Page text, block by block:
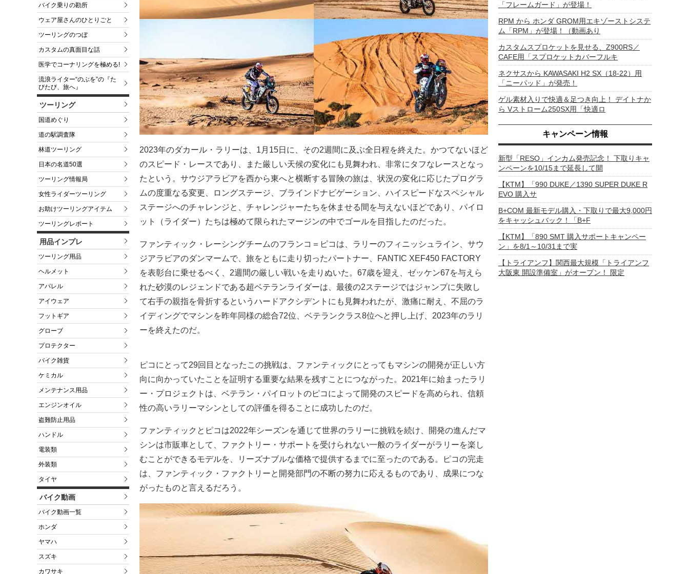
バイク乗りの勘所
ウェア屋さんのひとりごと
ツーリングのつぼ
カスタムの真面目な話
医学でコーナリングを極める!
流浪ライター“のぶを”の『た
びたび、旅へ』
ツーリング
国道めぐり
道の駅調査隊
林道ツーリング
日本の名道50選
ツーリング情報局
女性ライダーツーリング
お助けツーリングアイテム
ツーリングレポート
用品インプレ
ツーリング用品
ヘルメット
アパレル
アイウェア
フットギア
グローブ
プロテクター
バイク雑貨
ケミカル
メンテナンス用品
エンジンオイル
盗難防止用品
ハンドル
電装類
外装類
タイヤ
バイク動画
バイク動画一覧
ホンダ
ヤマハ
スズキ
カワサキ
2023年のダカール・ラリーは、1月15日に、その2週間に及ぶ全日程を終えた。かつてないほど
のスピード・レースであり、また厳しい天候の変化にも見舞われ、非常にタフなレースとなっ
たという。サウジアラビアを西から東へと横断する冒険の旅は、状況の変化に応じたプログラ
ムの度重なる変更、ロングステージ、ブラインドナビゲーション、ハイスピードなスペシャル
ステージへのチャレンジと、チャレンジャーたちを休ませる間を与えないほどであり、パイロ
ット（ライダー）たちは極めて限られたマージンの中でゴールを目指したのだった。
ファンティック・レーシングチームのフランコ＝ピコは、ラリーのフィニッシュライン、サウ
ジアラビアのダンマームで、旅をともに走り切ったパートナー、FANTIC XEF450 FACTORY
を表彰台に乗せるべく、2週間の厳しい戦いを走りぬいた。67歳を迎え、ゼッケン67を与えら
れた砂漠のレジェンドである超ベテランライダーは、最後の2ステージではジャンプに失敗し
て右手の親指を骨折するというハードアクシデントにも見舞われたが、激痛に耐え、不屈のラ
イディングでマシンを昨年同様の総合72位、ベテランクラス8位へと押し上げ、2023年のラリ
ーを終えたのだ。
ピコにとって29回目となったこの挑戦は、ファンティックにとってもマシンの開発が正しい方
向に向かっていたことを証明する重要な結果を残すことにつながった。2021年に始まったラリ
ー・プロジェクトは、ベテラン・パイロットのピコによって開発のスピードを高められ、信頼
性の高いラリーマシンとしての評価を得ることに成功したのだ。
ファンティックとピコは2022年シーズンを通じて世界のラリーに挑戦を続け、開発の進んだマ
シンは市販車として、ファクトリー・サポートを受けられない一般のライダーがラリーを楽し
むことができるモデルを、リーズナブルな価格で提供するまでに至ったのである。ピコの完走
は、ファンティック・ファクトリーと開発部門の不断の努力に応えるものであり、成果につな
がったものと言えるだろう。
「フレームガード」が登場！
RPM から ホンダ GROM用エキゾーストシステ
ム「RPM」が登場！（動画あり
カスタムスプロケットを見せる、Z900RS／
CAFE用「スプロケットカバーフルキ
ネクサスから KAWASAKI H2 SX（18-22）用
「ニーパッド」が発売！
ゲル素材入りで快適＆足つき向上！ デイトナか
ら Vストローム250SX用「快適ロ
キャンペーン情報
新型「RESO」インカム発売記念！ 下取りキャ
ンペーンを10/15まで延長して開
【KTM】「990 DUKE／1390 SUPER DUKE R
EVO 購入サ
B+COM 最新モデル購入・下取りで最大9,000円
をキャッシュバック！「B+F
【KTM】「890 SMT 購入サポートキャンペー
ン」を8/1～10/31まで実
【トライアンフ】関西最大規模「トライアンフ
大阪東 開設準備室」がオープン！ 限定